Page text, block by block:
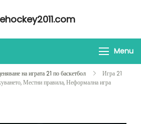
Menu
на играта 21 по баскетбол
Игра 21
Местни правила, Неформална игра